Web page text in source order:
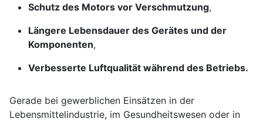
Schutz des Motors vor Verschmutzung,
Längere Lebensdauer des Gerätes und der
Komponenten,
Verbesserte Luftqualität während des Betriebs.
Gerade bei gewerblichen Einsätzen in der
Lebensmittelindustrie, im Gesundheitswesen oder in